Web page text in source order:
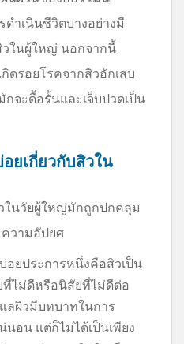
ดำเนินชีวิตบางอย่างมี
ในผู้ใหญ่ นอกจากนี้
ดรอยโรคจากสิวอักเสบ
จะดื้อรั้นและเจ็บปวดเป็น
ยเกี่ยวกับสิวใน
ในวัยผู้ใหญ่มักถูกปกคลุม
ความอัปยศ
อยประการหนึ่งคือสิวเป็น
ไม่ดีหรือนิสัยที่ไม่ดีต่อ
ลผิวมีบทบาทในการ
อน แต่ก็ไม่ได้เป็นเพียง